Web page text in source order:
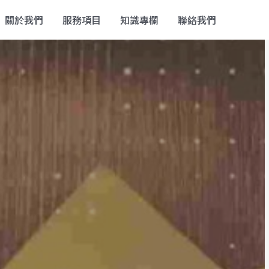
關於我們 服務項目 知識專欄 聯絡我們